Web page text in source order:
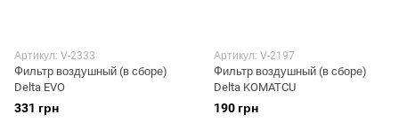
Артикул: V-2333
Фильтр воздушный (в сборе)
Delta EVO
331 грн
Артикул: V-2197
Фильтр воздушный (в сборе)
Delta KOMATCU
190 грн